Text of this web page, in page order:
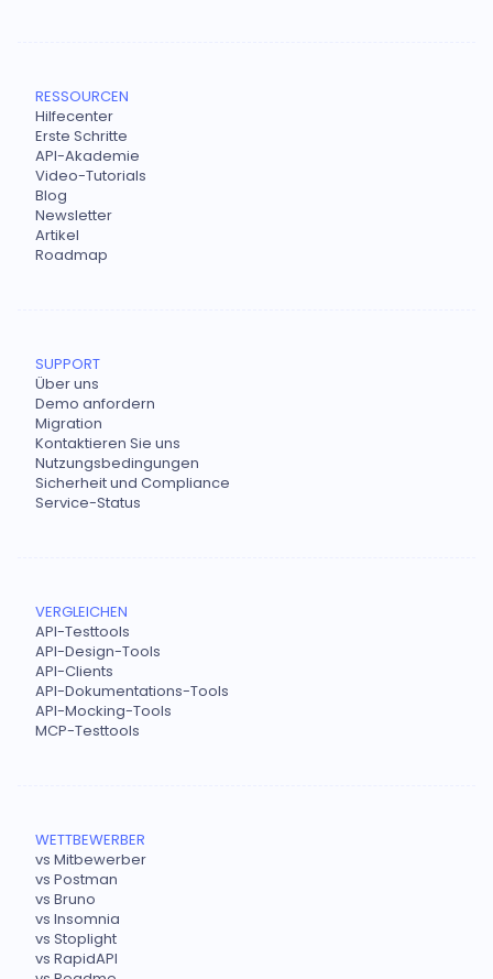
RESSOURCEN
Hilfecenter
Erste Schritte
API-Akademie
Video-Tutorials
Blog
Newsletter
Artikel
Roadmap
SUPPORT
Über uns
Demo anfordern
Migration
Kontaktieren Sie uns
Nutzungsbedingungen
Sicherheit und Compliance
Service-Status
VERGLEICHEN
API-Testtools
API-Design-Tools
API-Clients
API-Dokumentations-Tools
API-Mocking-Tools
MCP-Testtools
WETTBEWERBER
vs Mitbewerber
vs Postman
vs Bruno
vs Insomnia
vs Stoplight
vs RapidAPI